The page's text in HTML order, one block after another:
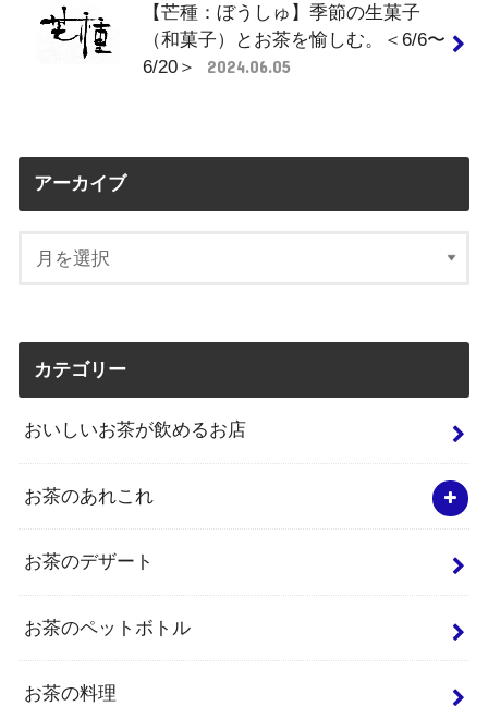
【芒種：ぼうしゅ】季節の生菓子
（和菓子）とお茶を愉しむ。＜6/6〜
6/20＞
2024.06.05
アーカイブ
カテゴリー
おいしいお茶が飲めるお店
お茶のあれこれ
お茶のデザート
お茶のペットボトル
お茶の料理